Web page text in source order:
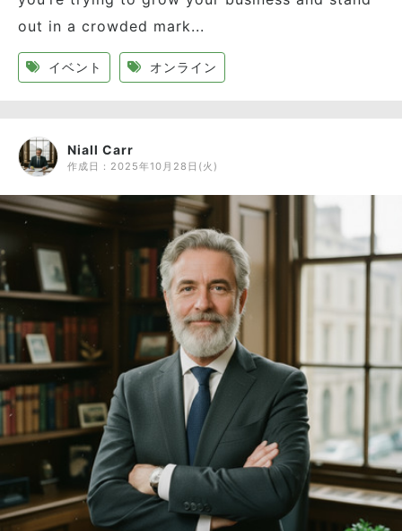
out in a crowded mark...
イベント オンライン
Niall Carr
作成日： 2025年10月28日(火)